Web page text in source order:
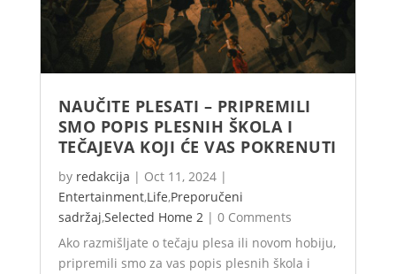
NAUČITE PLESATI – PRIPREMILI
SMO POPIS PLESNIH ŠKOLA I
TEČAJEVA KOJI ĆE VAS POKRENUTI
by redakcija | Oct 11, 2024 |
Entertainment,Life,Preporučeni
sadržaj,Selected Home 2 | 0 Comments
Ako razmišljate o tečaju plesa ili novom hobiju,
pripremili smo za vas popis plesnih škola i